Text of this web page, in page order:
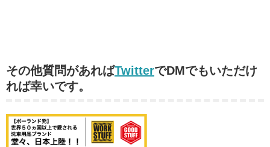
その他質問があればTwitterでDMでもいただけ
れば幸いです。